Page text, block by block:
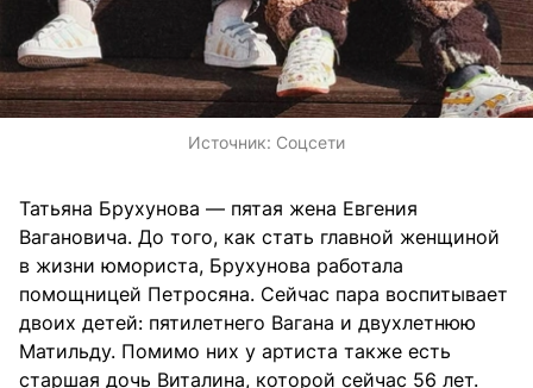
Источник: Соцсети
Татьяна Брухунова — пятая жена Евгения
Вагановича. До того, как стать главной женщиной
в жизни юмориста, Брухунова работала
помощницей Петросяна. Сейчас пара воспитывает
двоих детей: пятилетнего Вагана и двухлетнюю
Матильду. Помимо них у артиста также есть
старшая дочь Виталина, которой сейчас 56 лет.